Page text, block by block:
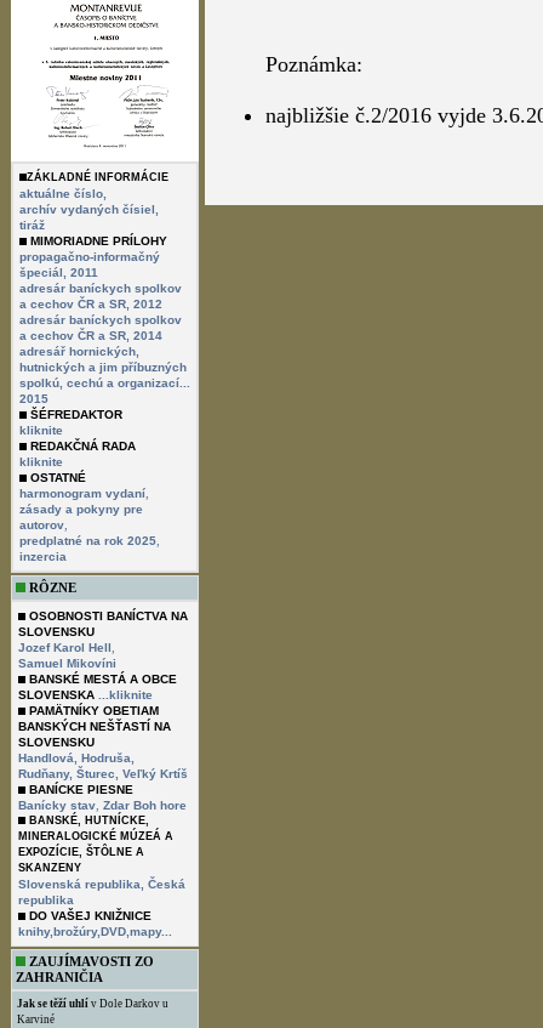
ZÁKLADNÉ INFORMÁCIE
aktuálne číslo,
archív vydaných čísiel,
tiráž
MIMORIADNE PRÍLOHY
propagačno-informačný
špeciál, 2011
adresár baníckych spolkov
a cechov ČR a SR, 2012
adresár baníckych spolkov
a cechov ČR a SR, 2014
adresář hornických,
hutnických a jim příbuzných
spolkú, cechú a organizací...
2015
ŠÉFREDAKTOR
kliknite
REDAKČNÁ RADA
kliknite
OSTATNÉ
harmonogram vydaní
zásady a pokyny pre
autorov
predplatné na rok 2025
inzercia
RÔZNE
OSOBNOSTI BANÍCTVA NA
SLOVENSKU
Jozef Karol Hell
Samuel Mikovíni
BANSKÉ MESTÁ A OBCE
SLOVENSKA
...kliknite
PAMÄTNÍKY OBETIAM
BANSKÝCH NEŠŤASTÍ NA
SLOVENSKU
Handlová,
Hodruša,
Rudňany, Šturec,
Veľký Krtíš
BANÍCKE PIESNE
Banícky stav Zdar Boh hore
BANSKÉ, HUTNÍCKE,
MINERALOGICKÉ MÚZEÁ A
EXPOZÍCIE, ŠTÔLNE A
SKANZENY
Slovenská republika,
Česká
republika
DO VAŠEJ KNIŽNICE
knihy,brožúry,DVD,mapy...
ZAUJÍMAVOSTI ZO
ZAHRANIČIA
Jak se těží uhlí v Dole Darkov u
Karviné
Poznámka:
najbližšie č.2/2016 vyjde